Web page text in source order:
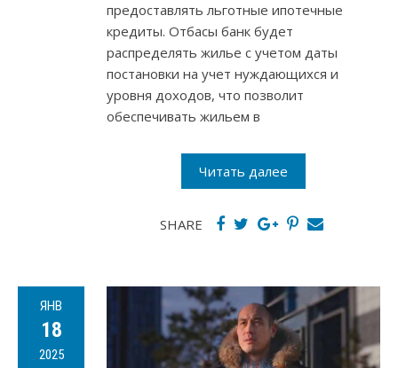
предоставлять льготные ипотечные
кредиты. Отбасы банк будет
распределять жилье с учетом даты
постановки на учет нуждающихся и
уровня доходов, что позволит
обеспечивать жильем в
Читать далее
SHARE
ЯНВ
18
2025